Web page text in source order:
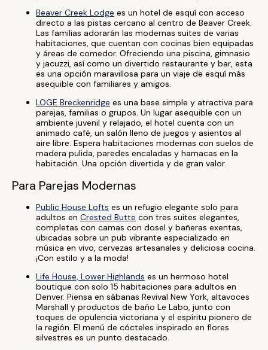
Beaver Creek Lodge es un hotel de esquí con acceso
directo a las pistas cercano al centro de Beaver Creek.
Las familias adorarán las modernas suites de varias
habitaciones, que cuentan con cocinas bien equipadas
y áreas de comedor. Ofreciendo una piscina, gimnasio
y jacuzzi, así como un divertido restaurante y bar, esta
es una opción maravillosa para un viaje de esquí más
asequible con familiares y amigos.
LOGE Breckenridge es una base simple y atractiva para
parejas, familias o grupos. Un lugar asequible con un
ambiente juvenil y relajado, el hotel cuenta con un
animado café, un salón lleno de juegos y asientos al
aire libre. Espera habitaciones modernas con suelos de
madera pulida, paredes encaladas y hamacas en la
habitación. Una opción divertida y de gran valor.
Para Parejas Modernas
Public House Lofts es un refugio elegante solo para
adultos en Crested Butte con tres suites elegantes,
completas con camas con dosel y bañeras exentas,
ubicadas sobre un pub vibrante especializado en
música en vivo, cervezas artesanales y deliciosa cocina.
¡Con estilo y a la moda!
Life House, Lower Highlands es un hermoso hotel
boutique con solo 15 habitaciones para adultos en
Denver. Piensa en sábanas Revival New York, altavoces
Marshall y productos de baño Le Labo, junto con
toques de opulencia victoriana y el espíritu pionero de
la región. El menú de cócteles inspirado en flores
silvestres es un punto destacado.